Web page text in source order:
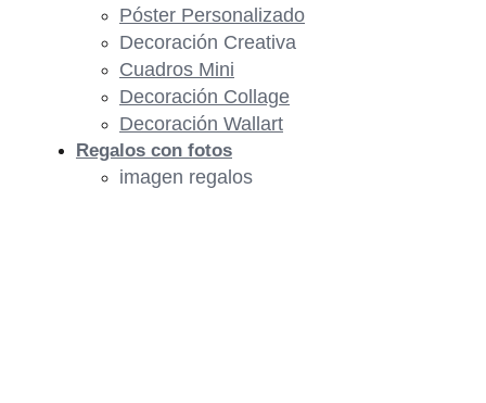
Póster Personalizado
Decoración Creativa
Cuadros Mini
Decoración Collage
Decoración Wallart
Regalos con fotos
imagen regalos